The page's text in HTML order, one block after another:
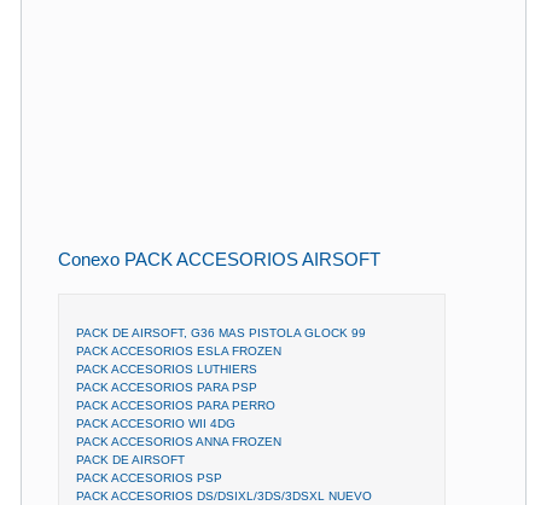
Conexo PACK ACCESORIOS AIRSOFT
PACK DE AIRSOFT, G36 MAS PISTOLA GLOCK 99
PACK ACCESORIOS ESLA FROZEN
PACK ACCESORIOS LUTHIERS
PACK ACCESORIOS PARA PSP
PACK ACCESORIOS PARA PERRO
PACK ACCESORIO WII 4DG
PACK ACCESORIOS ANNA FROZEN
PACK DE AIRSOFT
PACK ACCESORIOS PSP
PACK ACCESORIOS DS/DSIXL/3DS/3DSXL NUEVO